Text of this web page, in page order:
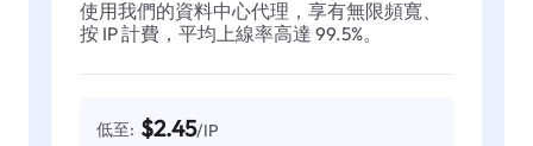
使用我們的資料中心代理，享有無限頻寬、
按 IP 計費，平均上線率高達 99.5%。
低至: $2.45/IP